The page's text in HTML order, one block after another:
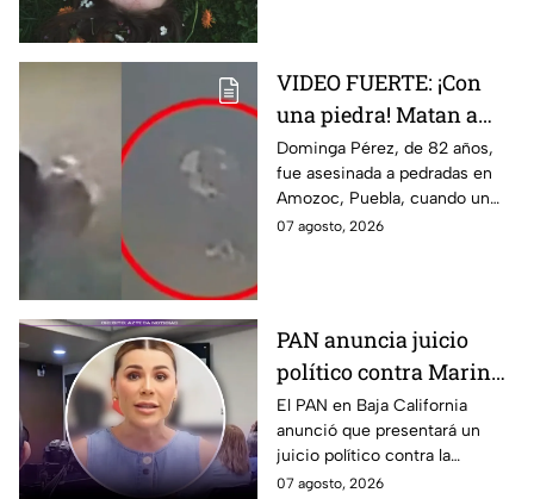
VIDEO FUERTE: ¡Con
una piedra! Matan a
vendedora de cemitas
de 82 años mientras iba
a su casa
Dominga Pérez, de 82 años,
fue asesinada a pedradas en
Amozoc, Puebla, cuando un
sujeto le robó los 90 pesos
07 agosto, 2026
PAN anuncia juicio
político contra Marina
del Pilar y la fiscal de
Baja California
El PAN en Baja California
anunció que presentará un
juicio político contra la
gobernadora y la fiscal del
07 agosto, 2026